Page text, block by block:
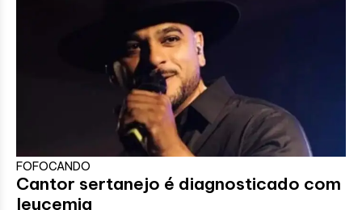
FOFOCANDO
Cantor sertanejo é diagnosticado com
leucemia